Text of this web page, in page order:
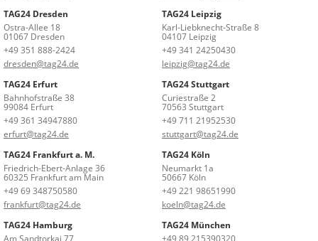
TAG24 Dresden
Ostra-Allee 18
01067 Dresden
+49 351 888-2424
dresden@tag24.de
TAG24 Leipzig
Karl-Liebknecht-Straße 8
04107 Leipzig
+49 341 24250430
leipzig@tag24.de
TAG24 Erfurt
Bahnhofstraße 38
99084 Erfurt
+49 361 34947880
erfurt@tag24.de
TAG24 Stuttgart
Curiestraße 2
70563 Stuttgart
+49 711 21952530
stuttgart@tag24.de
TAG24 Frankfurt a. M.
Friedrich-Ebert-Anlage 36
60325 Frankfurt am Main
+49 69 348750580
frankfurt@tag24.de
TAG24 Köln
Neumarkt 1a
50667 Köln
+49 221 98651990
koeln@tag24.de
TAG24 Hamburg
Am Sandtorkai 77
TAG24 München
+49 89 215390320